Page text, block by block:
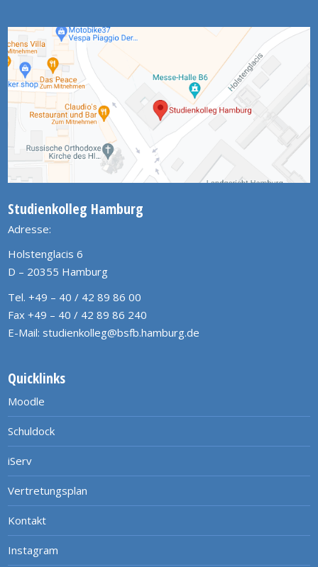
Studienkolleg Hamburg
Adresse:
Holstenglacis 6
D – 20355 Hamburg
Tel. +49 – 40 / 42 89 86 00
Fax +49 – 40 / 42 89 86 240
E-Mail: studienkolleg@bsfb.hamburg.de
Quicklinks
Moodle
Schuldock
iServ
Vertretungsplan
Kontakt
Instagram